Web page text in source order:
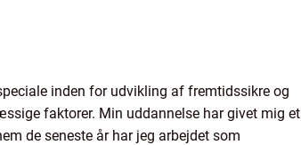
inden for udvikling af fremtidssikre og
faktorer. Min uddannelse har givet mig et
de seneste år har jeg arbejdet som